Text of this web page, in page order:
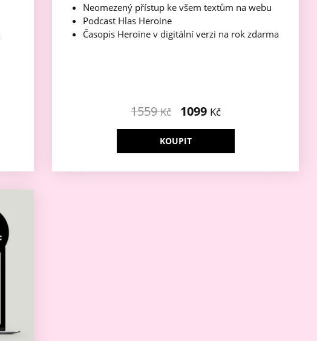
Neomezený přístup ke všem textům na webu
Podcast Hlas Heroine
Časopis Heroine v digitální verzi na rok zdarma
1559Kč 1099 Kč
KOUPIT